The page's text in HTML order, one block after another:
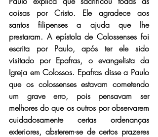
coisas por Cristo. Ele agradece aos
santos filipenses a ajuda que lhe
prestaram. A epístola de Colossenses foi
escrita por Paulo, após ter ele sido
visitado por Epafras, o evangelista da
Igreja em Colossos. Epafras disse a Paulo
que os colossenses estavam cometendo
um grave erro, pois pensavam ser
melhores do que os outros por observarem
cuidadosamente certas ordenanças
exteriores, absterem-se de certos prazeres